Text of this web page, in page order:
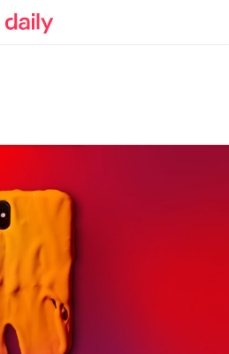
Offizieller Blog von Kaspersky